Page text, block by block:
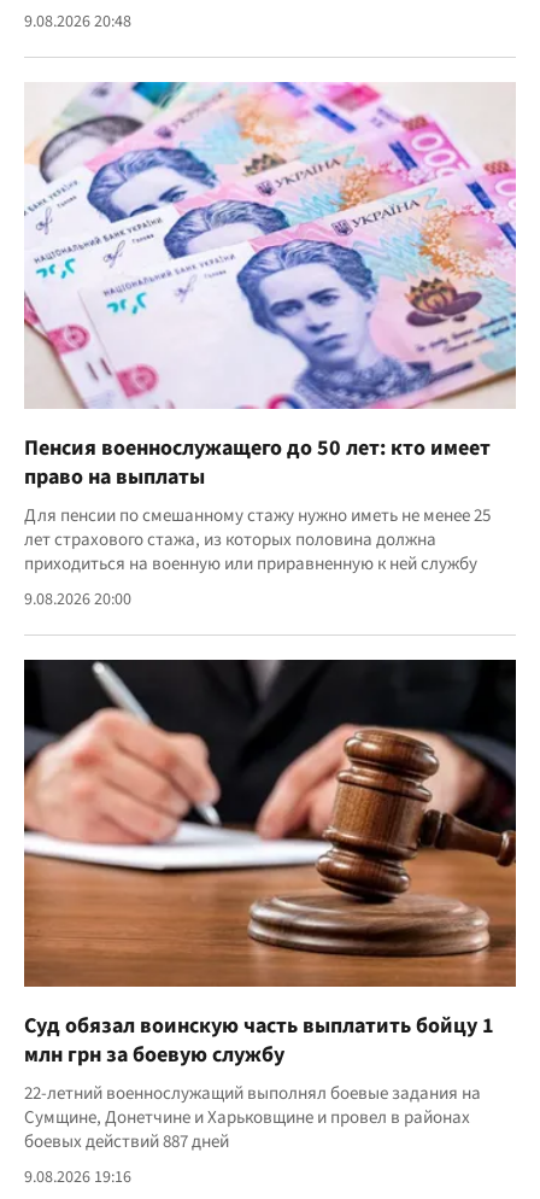
9.08.2026 20:48
Пенсия военнослужащего до 50 лет: кто имеет
право на выплаты
Для пенсии по смешанному стажу нужно иметь не менее 25
лет страхового стажа, из которых половина должна
приходиться на военную или приравненную к ней службу
9.08.2026 20:00
Суд обязал воинскую часть выплатить бойцу 1
млн грн за боевую службу
22-летний военнослужащий выполнял боевые задания на
Сумщине, Донетчине и Харьковщине и провел в районах
боевых действий 887 дней
9.08.2026 19:16